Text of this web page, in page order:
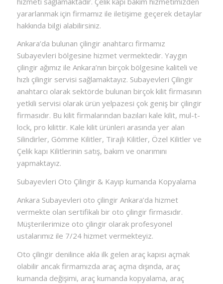
yararlanmak için firmamız ile iletişime geçerek detaylar
hakkında bilgi alabilirsiniz.
Ankara’da bulunan çilingir anahtarcı firmamız
Subayevleri bölgesine hizmet vermektedir. Yaygın
çilingir ağımız ile Ankara’nın birçok bölgesine kaliteli ve
hızlı çilingir servisi sağlamaktayız. Subayevleri Çilingir
anahtarcı olarak sektörde bulunan birçok kilit firmasının
yetkili servisi olarak ürün yelpazesi çok geniş bir çilingir
firmasıdır. Bu kilit firmalarından bazıları kale kilit, mul-t-
lock, pro kilittir. Kale kilit ürünleri arasında yer alan
Silindirler, Gömme Kilitler, Tirajlı Kilitler, Özel Kilitler ve
Çelik kapı Kilitlerinin satış, bakım ve onarımını
yapmaktayız.
Subayevleri Oto Çilingir & Kayıp kumanda Kopyalama
Ankara Subayevleri oto çilingir Ankara’da hizmet
vermekte olan sertifikalı bir oto çilingir firmasıdır.
Müşterilerimize oto çilingir olarak profesyonel
ustalarımız ile 7/24 hizmet vermekteyiz.
Oto çilingir denilince akla ilk gelen araç kapısı açmak
olabilir ancak firmamızda araç açma dışında, araç
kumanda değişimi, araç kumanda kopyalama, araç